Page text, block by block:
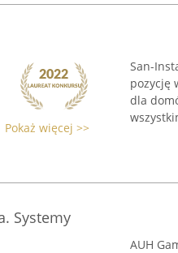
Pokaż więcej >>
San-
pozycję
dla
Systemy
AUH